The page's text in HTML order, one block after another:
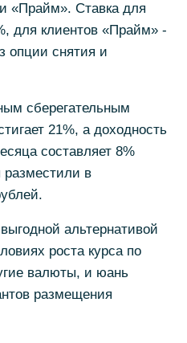
«Прайм». Ставка для
для клиентов «Прайм» -
опции снятия и
сберегательным
21%, а доходность
составляет 8%
в
альтернативой
роста курса по
валюты, и юань
размещения